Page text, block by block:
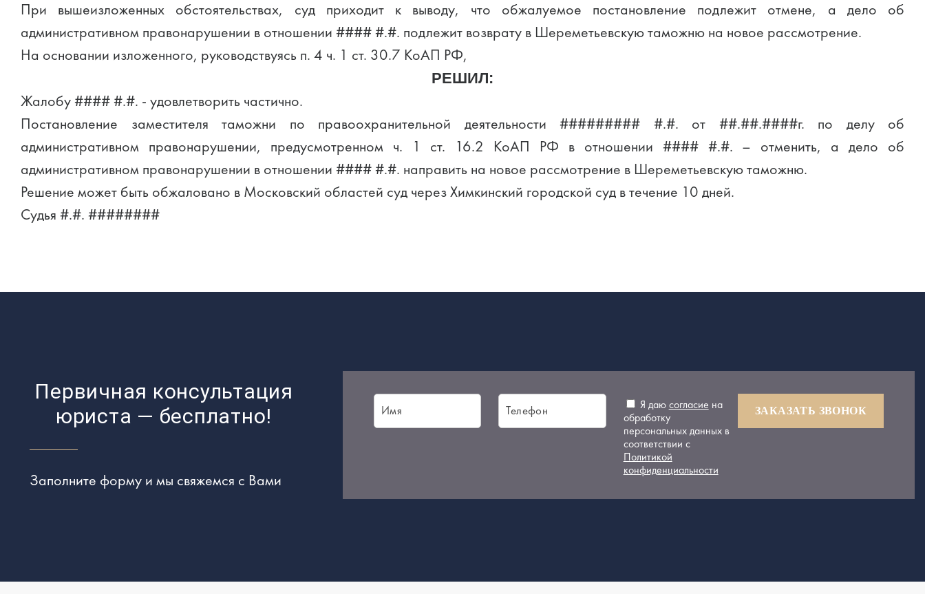
При вышеизложенных обстоятельствах, суд приходит к выводу, что обжалуемое постановление подлежит отмене, а дело об
административном правонарушении в отношении #### #.#. подлежит возврату в Шереметьевскую таможню на новое рассмотрение.
На основании изложенного, руководствуясь п. 4 ч. 1 ст. 30.7 КоАП РФ,
РЕШИЛ:
Жалобу #### #.#. - удовлетворить частично.
Постановление заместителя таможни по правоохранительной деятельности ######### #.#. от ##.##.####г. по делу об
административном правонарушении, предусмотренном ч. 1 ст. 16.2 КоАП РФ в отношении #### #.#. – отменить, а дело об
административном правонарушении в отношении #### #.#. направить на новое рассмотрение в Шереметьевскую таможню.
Решение может быть обжаловано в Московский областей суд через Химкинский городской суд в течение 10 дней.
Судья #.#. ########
Первичная консультация
юриста — бесплатно!
Заполните форму и мы свяжемся с Вами
Я даю согласие на
обработку
персональных данных в
соответствии с
Политикой
конфиденциальности
ЗАКАЗАТЬ ЗВОНОК